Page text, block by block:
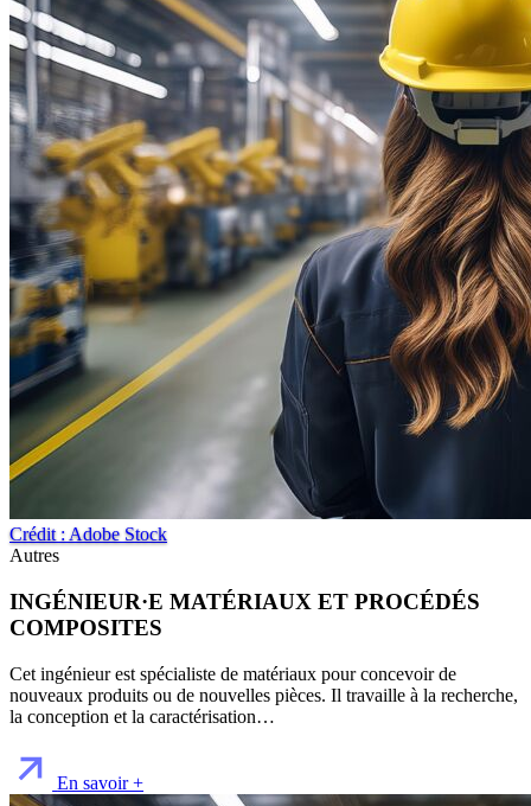
Crédit : Adobe Stock
Autres
INGÉNIEUR·E MATÉRIAUX ET PROCÉDÉS
COMPOSITES
Cet ingénieur est spécialiste de matériaux pour concevoir de
nouveaux produits ou de nouvelles pièces. Il travaille à la recherche,
la conception et la caractérisation…
En savoir +